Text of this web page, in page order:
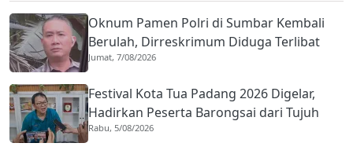
Oknum Pamen Polri di Sumbar Kembali
Berulah, Dirreskrimum Diduga Terlibat
Kekerasan dengan Seorang Sopir
Jumat, 7/08/2026
Festival Kota Tua Padang 2026 Digelar,
Hadirkan Peserta Barongsai dari Tujuh
Negara
Rabu, 5/08/2026